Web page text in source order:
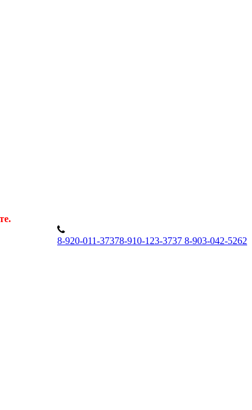
8-920-011-37378-910-123-3737 8-903-042-5262